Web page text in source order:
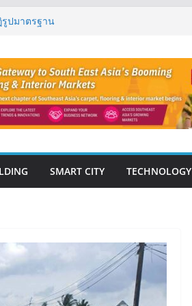
พรส อ่าวนาง
มือแผ่นดินไหว
นบาท เติบโต
in
อสร้างและ
SMART CITY TECHNOLOGY
CONSTRUCTION
: VOL.33
Jun 2026)